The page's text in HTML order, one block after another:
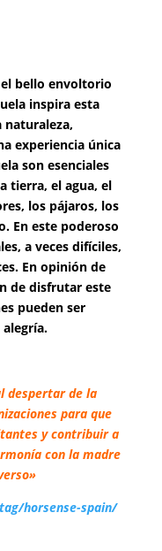
bello envoltorio
inspira esta
naturaleza,
experiencia única
son esenciales
tierra, el agua, el
los pájaros, los
En este poderoso
, a veces difíciles,
En opinión de
de disfrutar este
pueden ser
despertar de la
para que
y contribuir a
con la madre
horsense-spain/